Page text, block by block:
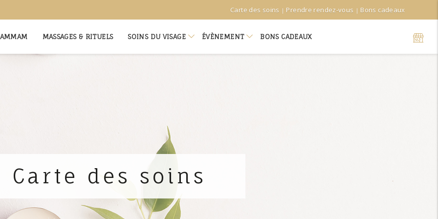
Carte des soins Prendre rendez-vous Bons cadeaux
MASSAGES & RITUELS SOINS DU VISAGE ÉVÈNEMENT BONS CADEAUX
Carte des soins